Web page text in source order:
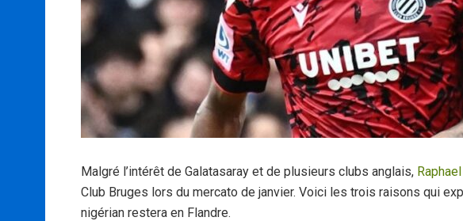
Malgré l’intérêt de Galatasaray et de plusieurs clubs anglais,
Club Bruges lors du mercato de janvier. Voici les trois raisons qui
nigérian restera en Flandre.